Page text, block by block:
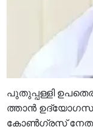
പു​തു​പ്പ​ള്ളി
ത്താ​ൻ
കോ​ൺ​ഗ്ര​സ്